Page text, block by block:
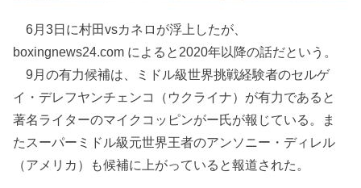
6月3日に村田vsカネロが浮上したが、
boxingnews24.com によると2020年以降の話だという。
9月の有力候補は、ミドル級世界挑戦経験者のセルゲ
イ・デレフヤンチェンコ（ウクライナ）が有力であると
著名ライターのマイクコッピンがー氏が報じている。ま
たスーパーミドル級元世界王者のアンソニー・ディレル
（アメリカ）も候補に上がっていると報道された。